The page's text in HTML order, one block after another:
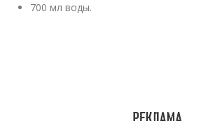
700 мл воды.